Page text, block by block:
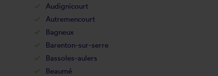
Audignicourt
Autremencourt
Bagneux
Barenton-sur-serre
Bassoles-aulers
Beaumé